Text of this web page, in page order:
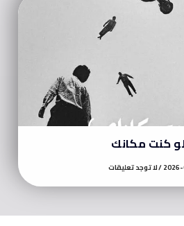
كنت مكانك
لا توجد تعليقات